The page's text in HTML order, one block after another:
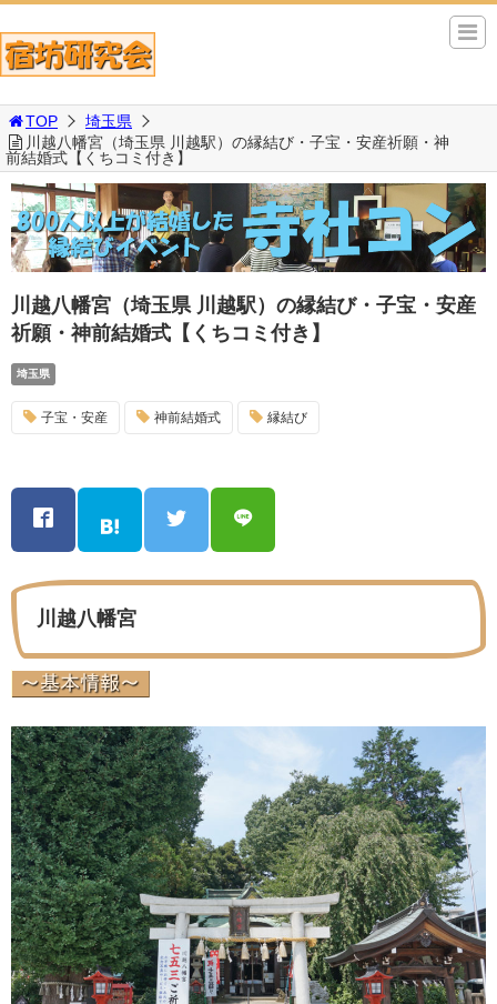
TOP
埼玉県
川越八幡宮（埼玉県 川越駅）の縁結び・子宝・安産祈願・神
前結婚式【くちコミ付き】
川越八幡宮（埼玉県 川越駅）の縁結び・子宝・安産
祈願・神前結婚式【くちコミ付き】
埼玉県
子宝・安産 神前結婚式 縁結び
川越八幡宮